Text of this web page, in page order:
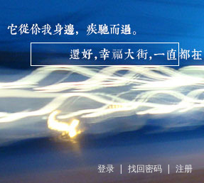
登录 | 找回密码 | 注册